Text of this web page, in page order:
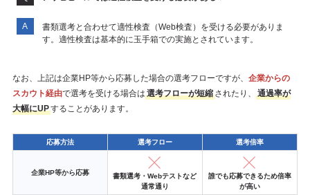
書類選考と合わせて適性検査（Web検査）を受ける必要がありま
す。適性検査は基本的に玉手箱での実施とされています。
なお、上記は企業HP等から応募した場合の選考フローですが、 企業からの
スカウト経由で選考を受ける場合は 選考フローが短縮されたり、
通過率が
大幅にUPすることがあります。
応募方法 選考フロー 選考倍率
企業HP等から応募
書類選考・Webテストなど
通常通り
誰でも応募できるため倍率
が高い